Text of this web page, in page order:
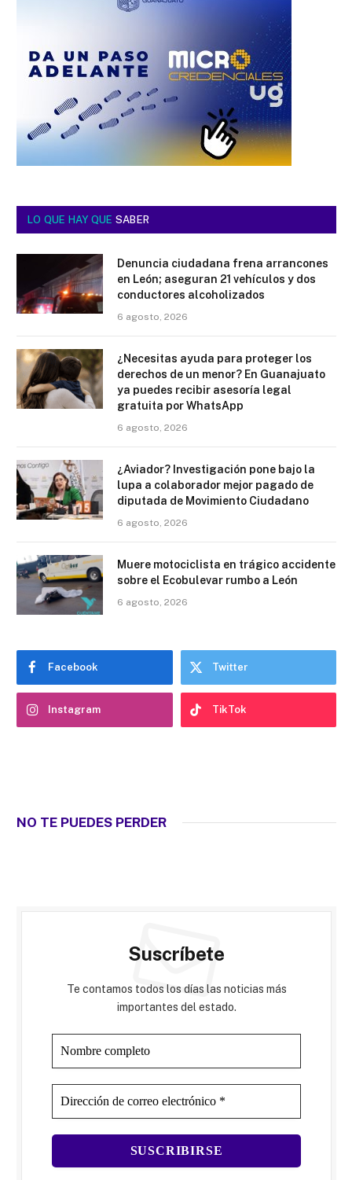
LO QUE HAY QUE SABER
Denuncia ciudadana frena arrancones
en León; aseguran 21 vehículos y dos
conductores alcoholizados
6 agosto, 2026
¿Necesitas ayuda para proteger los
derechos de un menor? En Guanajuato
ya puedes recibir asesoría legal
gratuita por WhatsApp
6 agosto, 2026
¿Aviador? Investigación pone bajo la
lupa a colaborador mejor pagado de
diputada de Movimiento Ciudadano
6 agosto, 2026
Muere motociclista en trágico accidente
sobre el Ecobulevar rumbo a León
6 agosto, 2026
Facebook Twitter
Instagram TikTok
NO TE PUEDES PERDER
Suscríbete
Te contamos todos los días las noticias más
importantes del estado.